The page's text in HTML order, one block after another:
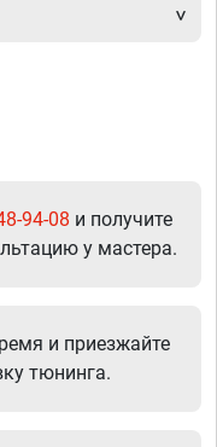
94-08 и получите
у мастера.
и приезжайте
тюнинга.